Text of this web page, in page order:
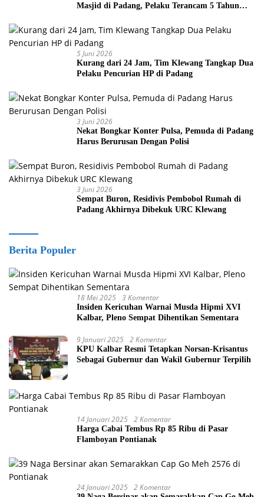
Masjid di Padang, Pelaku Terancam 5 Tahun
5 Juni 2026
Kurang dari 24 Jam, Tim Klewang Tangkap Dua
Pelaku Pencurian HP di Padang
3 Juni 2026
Nekat Bongkar Konter Pulsa, Pemuda di Padang
Harus Berurusan Dengan Polisi
3 Juni 2026
Sempat Buron, Residivis Pembobol Rumah di
Padang Akhirnya Dibekuk URC Klewang
Berita Populer
18 Mei 2025 3 Komentar
Insiden Kericuhan Warnai Musda Hipmi XVI
Kalbar, Pleno Sempat Dihentikan Sementara
9 Januari 2025 2 Komentar
KPU Kalbar Resmi Tetapkan Norsan-Krisantus
Sebagai Gubernur dan Wakil Gubernur Terpilih
14 Januari 2025 2 Komentar
Harga Cabai Tembus Rp 85 Ribu di Pasar
Flamboyan Pontianak
24 Januari 2025 2 Komentar